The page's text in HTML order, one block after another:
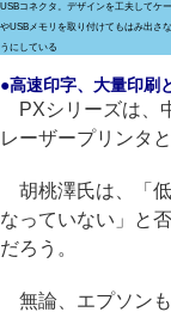
USBコネクタ。デザインを工夫してケ
やUSBメモリを取り付けてもはみ出さ
うにしている
●高速印字、大量印刷
PXシリーズは、
レーザープリンタ
胡桃澤氏は、「
なっていない」と
だろう。
無論、エプソンも